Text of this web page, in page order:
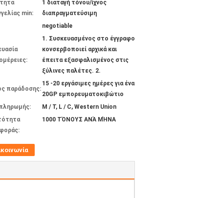
min:
1 διαταγή τόνου/ίχνος
διαπραγματεύσιμη
negotiable
1. Συσκευασμένος στο έγγραφο
κονσερβοποιεί αρχικά και
έπειτα εξασφαλισμένος στις
ξύλινες παλέτες. 2.
παράδοσης:
15 -20 εργάσιμες ημέρες για ένα
20GP εμπορευματοκιβώτιο
Μ / Τ, L / C, Western Union
1000 ΤΌΝΟΥΣ ΑΝΆ ΜΉΝΑ